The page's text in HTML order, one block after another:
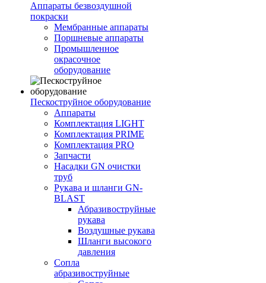
Аппараты безвоздушной
покраски
Мембранные аппараты
Поршневые аппараты
Промышленное
окрасочное
оборудование
Пескоструйное оборудование
Аппараты
Комплектация LIGHT
Комплектация PRIME
Комплектация PRO
Запчасти
Насадки GN очистки
труб
Рукава и шланги GN-
BLAST
Абразивоструйные
рукава
Воздушные рукава
Шланги высокого
давления
Сопла
абразивоструйные